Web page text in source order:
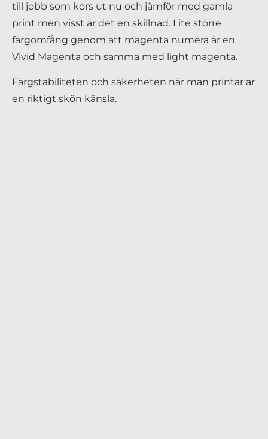
till jobb som körs ut nu och jämför med gamla
print men visst är det en skillnad. Lite större
färgomfång genom att magenta numera är en
Vivid Magenta och samma med light magenta.
Färgstabiliteten och säkerheten när man printar är
en riktigt skön känsla.